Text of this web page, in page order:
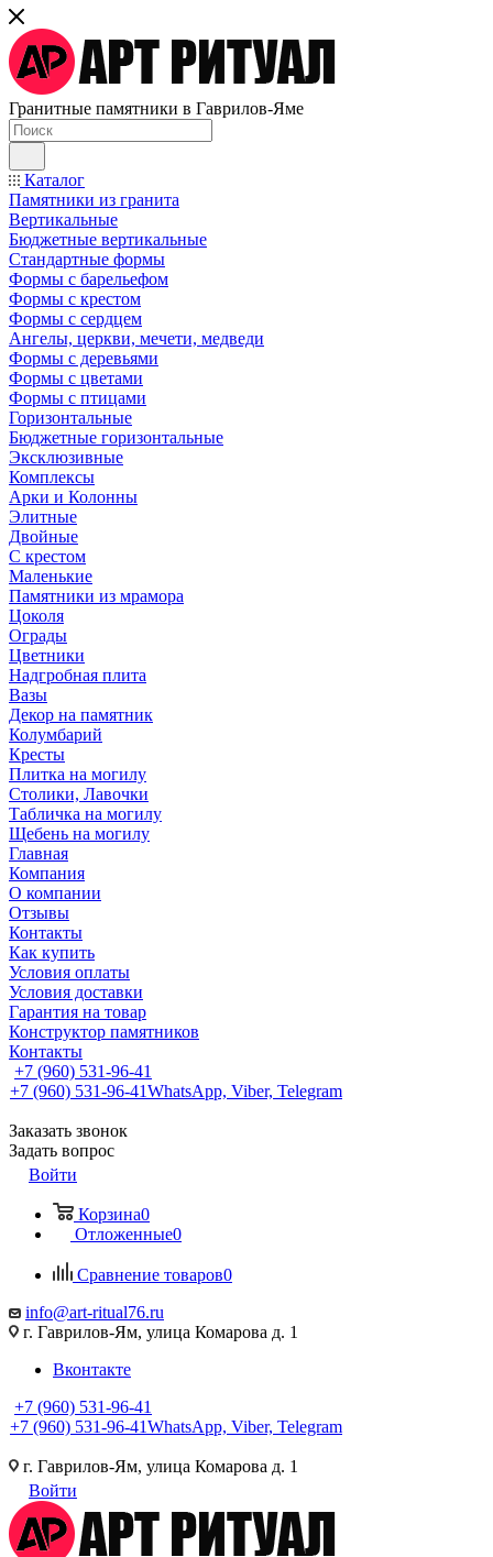
Гранитные памятники в Гаврилов-Яме
Каталог
Памятники из гранита
Вертикальные
Бюджетные вертикальные
Стандартные формы
Формы с барельефом
Формы с крестом
Формы с сердцем
Ангелы, церкви, мечети, медведи
Формы с деревьями
Формы с цветами
Формы с птицами
Горизонтальные
Бюджетные горизонтальные
Эксклюзивные
Комплексы
Арки и Колонны
Элитные
Двойные
С крестом
Маленькие
Памятники из мрамора
Цоколя
Ограды
Цветники
Надгробная плита
Вазы
Декор на памятник
Колумбарий
Кресты
Плитка на могилу
Столики, Лавочки
Табличка на могилу
Щебень на могилу
Главная
Компания
О компании
Отзывы
Контакты
Как купить
Условия оплаты
Условия доставки
Гарантия на товар
Конструктор памятников
Контакты
+7 (960) 531-96-41
+7 (960) 531-96-41WhatsApp, Viber, Telegram
Заказать звонок
Задать вопрос
Войти
Корзина0
Отложенные0
Сравнение товаров0
info@art-ritual76.ru
г. Гаврилов-Ям, улица Комарова д. 1
Вконтакте
+7 (960) 531-96-41
+7 (960) 531-96-41WhatsApp, Viber, Telegram
г. Гаврилов-Ям, улица Комарова д. 1
Войти